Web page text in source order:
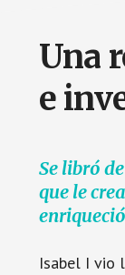
Una
e
Se libró
que le
enriqueció
Isabel I vio